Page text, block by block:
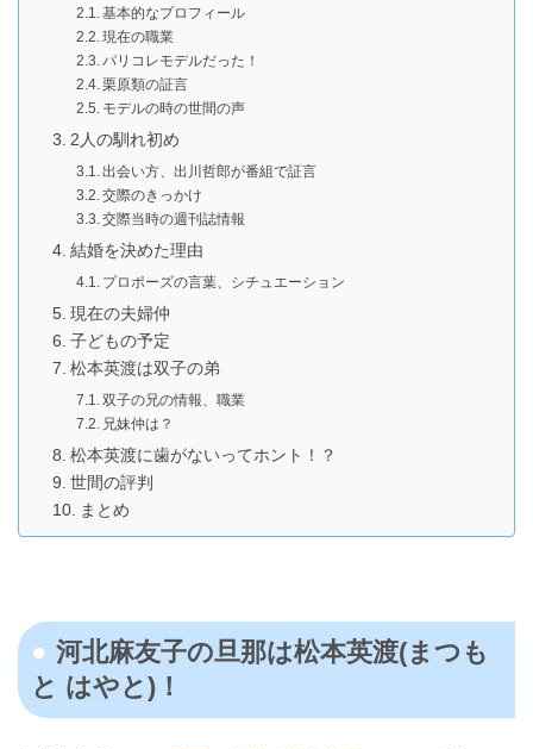
基本的なプロフィール
現在の職業
パリコレモデルだった！
栗原類の証言
モデルの時の世間の声
2人の馴れ初め
出会い方、出川哲郎が番組で証言
交際のきっかけ
交際当時の週刊誌情報
結婚を決めた理由
プロポーズの言葉、シチュエーション
現在の夫婦仲
子どもの予定
松本英渡は双子の弟
双子の兄の情報、職業
兄妹仲は？
松本英渡に歯がないってホント！？
世間の評判
まとめ
河北麻友子の旦那は松本英渡(まつも
と はやと)！